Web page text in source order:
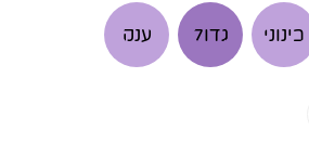
בינוני גדול ענק